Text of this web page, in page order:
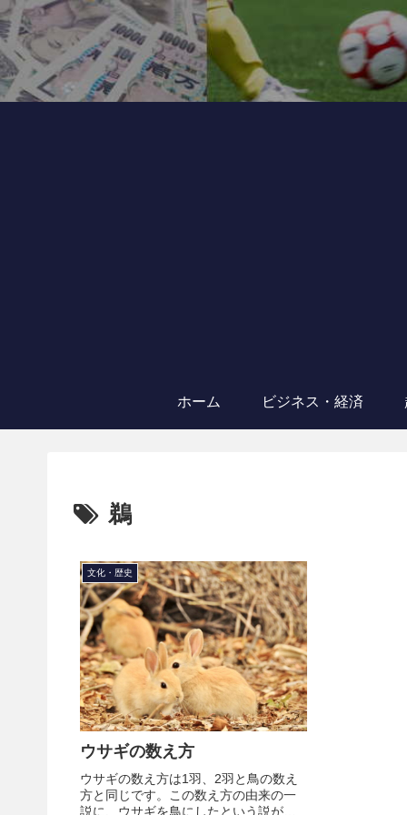
ホーム ビジネス・経済
鵜
文化・歴史
ウサギの数え方
ウサギの数え方は1羽、2羽と鳥の数え
方と同じです。この数え方の由来の一
説に、ウサギを鳥にしたという説があ